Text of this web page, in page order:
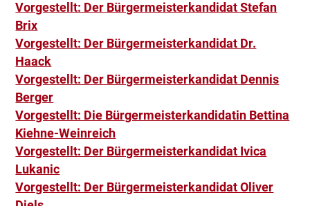
Vorgestellt: Der Bürgermeisterkandidat Stefan
Brix
Vorgestellt: Der Bürgermeisterkandidat Dr.
Haack
Vorgestellt: Der Bürgermeisterkandidat Dennis
Berger
Vorgestellt: Die Bürgermeisterkandidatin Bettina
Kiehne-Weinreich
Vorgestellt: Der Bürgermeisterkandidat Ivica
Lukanic
Vorgestellt: Der Bürgermeisterkandidat Oliver